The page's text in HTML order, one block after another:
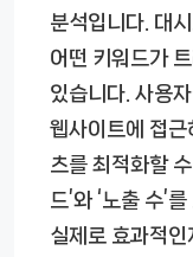
분석입니다. 대시
어떤 키워드가
있습니다. 사용
웹사이트에 접근
츠를 최적화할
드’와 ‘노출 수’
실제로 효과적인